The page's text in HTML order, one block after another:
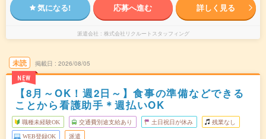
気になる! 応募へ進む 詳しく見る
派遣会社 株式会社リクルートスタッフィング
未読
NEW
掲載日 2026/08/05
【8月～OK！週2日～】食事の準備などできる
ことから看護助手＊週払いOK
職種未経験OK 交通費別途支給あり 土日祝日が休み 残業なし
WEB登録OK 派遣